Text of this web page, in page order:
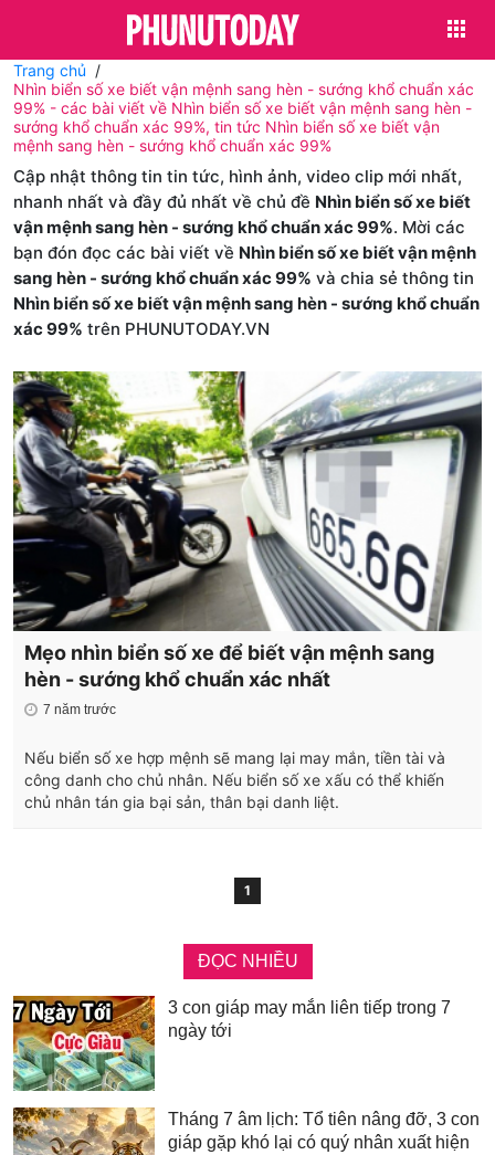
Trang chủ
Nhìn biển số xe biết vận mệnh sang hèn - sướng khổ chuẩn xác
99% - các bài viết về Nhìn biển số xe biết vận mệnh sang hèn -
sướng khổ chuẩn xác 99%, tin tức Nhìn biển số xe biết vận
mệnh sang hèn - sướng khổ chuẩn xác 99%
Cập nhật thông tin tin tức, hình ảnh, video clip mới nhất,
nhanh nhất và đầy đủ nhất về chủ đề Nhìn biển số xe biết
vận mệnh sang hèn - sướng khổ chuẩn xác 99%. Mời các
bạn đón đọc các bài viết về Nhìn biển số xe biết vận mệnh
sang hèn - sướng khổ chuẩn xác 99% và chia sẻ thông tin
Nhìn biển số xe biết vận mệnh sang hèn - sướng khổ chuẩn
xác 99% trên PHUNUTODAY.VN
Mẹo nhìn biển số xe để biết vận mệnh sang
hèn - sướng khổ chuẩn xác nhất
7 năm trước
Nếu biển số xe hợp mệnh sẽ mang lại may mắn, tiền tài và
công danh cho chủ nhân. Nếu biển số xe xấu có thể khiến
chủ nhân tán gia bại sản, thân bại danh liệt.
1
ĐỌC NHIỀU
3 con giáp may mắn liên tiếp trong 7
ngày tới
Tháng 7 âm lịch: Tổ tiên nâng đỡ, 3 con
giáp gặp khó lại có quý nhân xuất hiện